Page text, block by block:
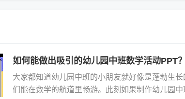
如何能做出吸引的幼儿园中班数学活动PPT？
大家都知道幼儿园中班的小朋友就好像是蓬勃生
们能在数学的航道里畅游。此刻如果制作幼儿园